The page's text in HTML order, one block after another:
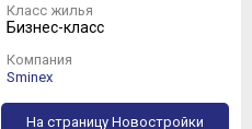
Класс жилья
Бизнес-класс
Компания
Sminex
На страницу Новостройки